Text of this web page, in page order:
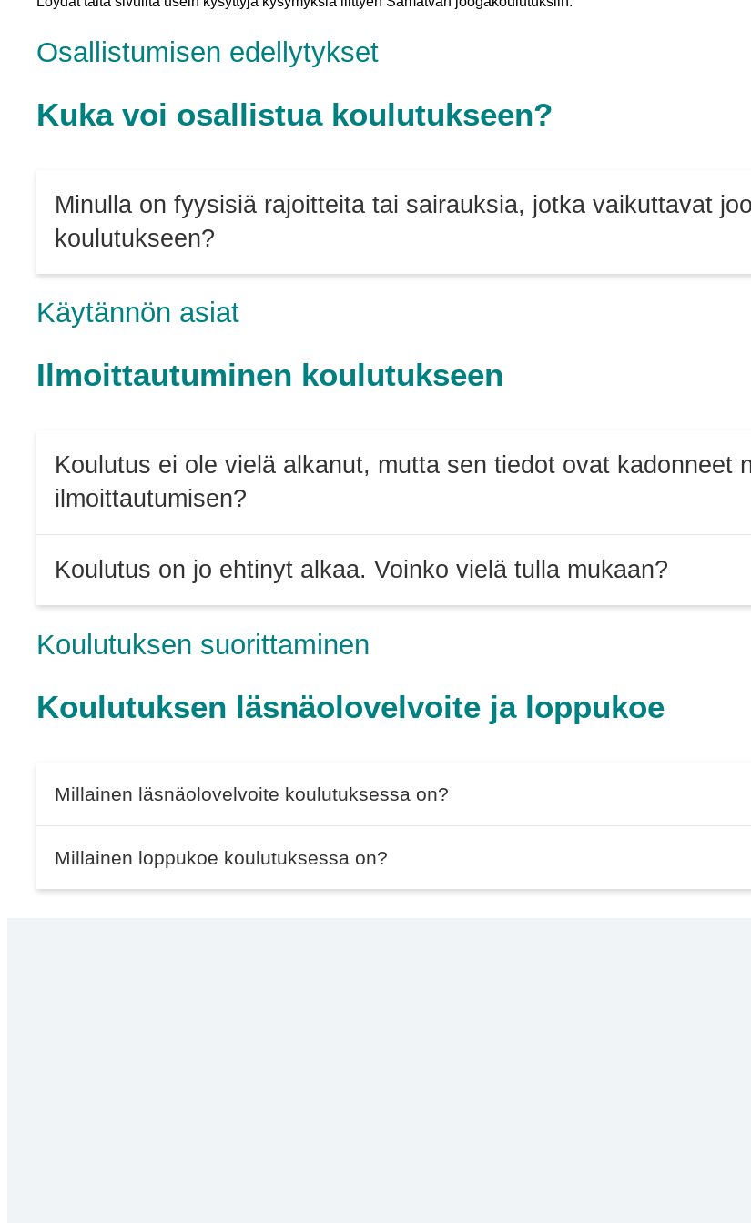
Osallistumisen edellytykset
Kuka voi osallistua koulutukseen?
Minulla on fyysisiä rajoitteita tai sairauksia, jotka vaikuttavat
koulutukseen?
Käytännön asiat
Ilmoittautuminen koulutukseen
Koulutus ei ole vielä alkanut, mutta sen tiedot ovat kadonneet
ilmoittautumisen?
Koulutus on jo ehtinyt alkaa. Voinko vielä tulla mukaan?
Koulutuksen suorittaminen
Koulutuksen läsnäolovelvoite ja loppukoe
Millainen läsnäolovelvoite koulutuksessa on?
Millainen loppukoe koulutuksessa on?